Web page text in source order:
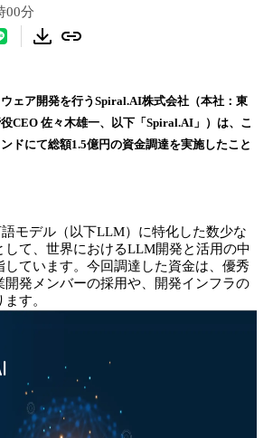
00分
ェア開発を行うSpiral.AI株式会社（本社：東
CEO 佐々木雄一、以下「Spiral.AI」）は、こ
ドにて総額1.5億円の資金調達を実施したこと
モデル（以下LLM）に特化した数少な
して、世界におけるLLM開発と活用の中
しています。今回調達した資金は、優秀
開発メンバーの採用や、開発インフラの
す。